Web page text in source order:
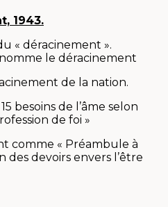
1943.
« déracinement ».
le déracinement
de la nation.
besoins de l’âme selon
de foi »
comme « Préambule à
devoirs envers l’être